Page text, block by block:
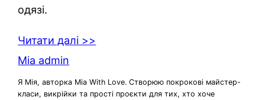
одязі.
Читати далі >>
Mia admin
Я Мія, авторка Mia With Love. Створюю покрокові майстер-
класи, викрійки та прості проєкти для тих, хто хоче